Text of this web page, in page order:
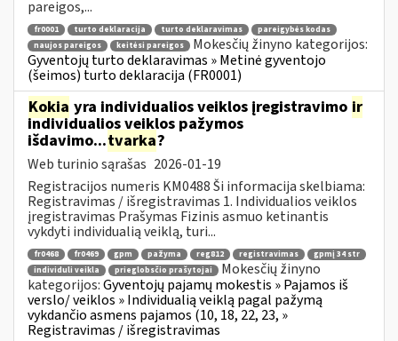
pareigos,...
fr0001 turto deklaracija turto deklaravimas
pareigybės kodas
naujos pareigos
keitėsi pareigos
Mokesčių žinyno kategorijos:
Gyventojų turto deklaravimas » Metinė gyventojo
(šeimos) turto deklaracija (FR0001)
Kokia yra individualios veiklos įregistravimo ir
individualios veiklos pažymos
išdavimo...tvarka?
Web turinio sąrašas 2026-01-19
Registracijos numeris KM0488 Ši informacija skelbiama:
Registravimas / išregistravimas 1. Individualios veiklos
įregistravimas Prašymas Fizinis asmuo ketinantis
vykdyti individualią veiklą, turi...
fr0468 fr0469 gpm pažyma reg812 registravimas
gpmį 34 str
individuli veikla
prieglobsčio prašytojai
Mokesčių žinyno
kategorijos:Gyventojų pajamų mokestis » Pajamos iš
verslo/ veiklos » Individualią veiklą pagal pažymą
vykdančio asmens pajamos (10, 18, 22, 23, »
Registravimas / išregistravimas